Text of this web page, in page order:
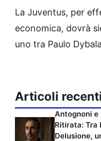
La Juventus, per
economica, dovrà
uno tra Paulo
Articoli
Antognoni e
Ritirata: Tra
Delusione,